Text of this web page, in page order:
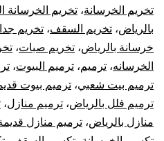
تخريم الخرسانة، تخريم الخرسانة
بالرياض، تخريم السقف، تخريم
خرسانة بالرياض، تخريم صبات،
الخرسانه، ترميم، ترميم البيوت،
ترميم بيت شعبي، ترميم بيوت
ترميم فلل بالرياض، ترميم منازل،
منازل بالرياض، ترميم منازل